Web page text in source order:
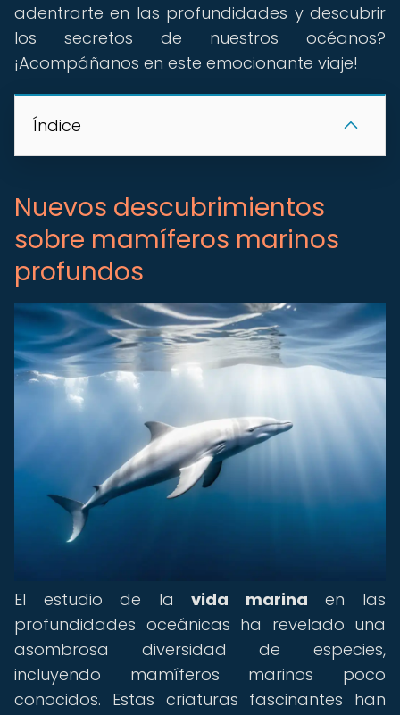
adentrarte en las profundidades y descubrir
los secretos de nuestros océanos?
¡Acompáñanos en este emocionante viaje!
Índice
Nuevos descubrimientos
sobre mamíferos marinos
profundos
El estudio de lavida marina en las
profundidades oceánicas ha revelado una
asombrosa diversidad de especies,
incluyendo mamíferos marinos poco
conocidos. Estas criaturas fascinantes han